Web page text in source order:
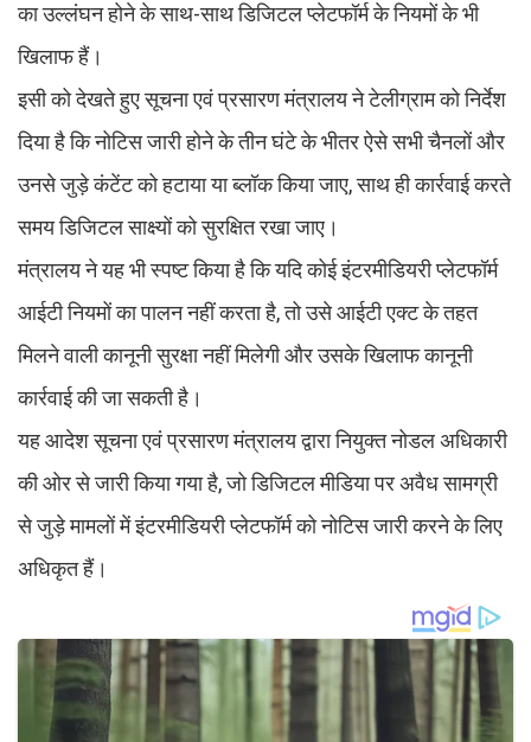
का उल्लंघन होने के साथ-साथ डिजिटल प्लेटफॉर्म के नियमों के भी
खिलाफ हैं।
इसी को देखते हुए सूचना एवं प्रसारण मंत्रालय ने टेलीग्राम को निर्देश
दिया है कि नोटिस जारी होने के तीन घंटे के भीतर ऐसे सभी चैनलों और
उनसे जुड़े कंटेंट को हटाया या ब्लॉक किया जाए, साथ ही कार्रवाई करते
समय डिजिटल साक्ष्यों को सुरक्षित रखा जाए।
मंत्रालय ने यह भी स्पष्ट किया है कि यदि कोई इंटरमीडियरी प्लेटफॉर्म
आईटी नियमों का पालन नहीं करता है, तो उसे आईटी एक्ट के तहत
मिलने वाली कानूनी सुरक्षा नहीं मिलेगी और उसके खिलाफ कानूनी
कार्रवाई की जा सकती है।
यह आदेश सूचना एवं प्रसारण मंत्रालय द्वारा नियुक्त नोडल अधिकारी
की ओर से जारी किया गया है, जो डिजिटल मीडिया पर अवैध सामग्री
से जुड़े मामलों में इंटरमीडियरी प्लेटफॉर्म को नोटिस जारी करने के लिए
अधिकृत हैं।